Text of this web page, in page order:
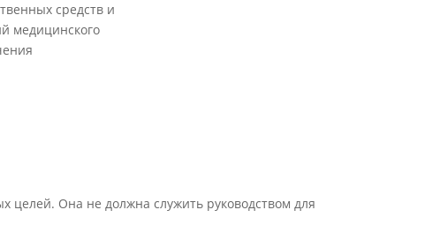
средств и
медицинского
целей. Она не должна служить руководством для